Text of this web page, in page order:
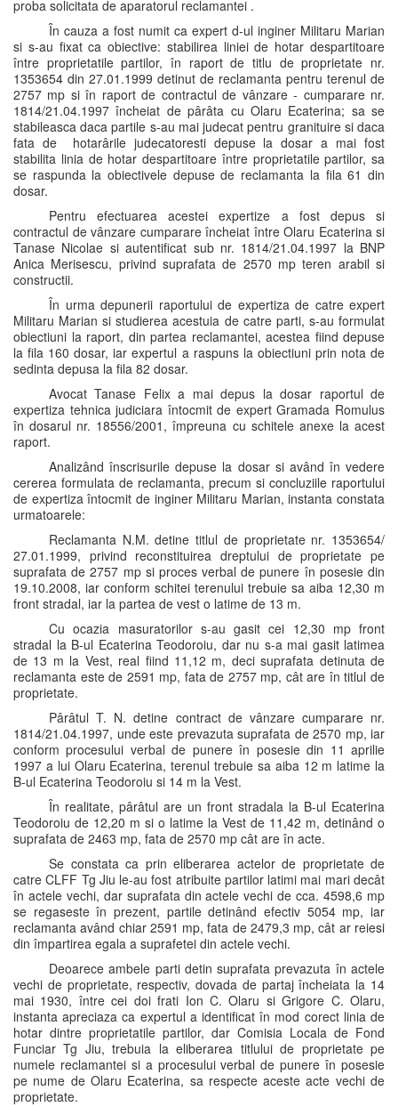
proba solicitata de aparatorul reclamantei .
În cauza a fost numit ca expert d-ul inginer Militaru Marian
si s-au fixat ca obiective: stabilirea liniei de hotar despartitoare
între proprietatile partilor, în raport de titlu de proprietate nr.
1353654 din 27.01.1999 detinut de reclamanta pentru terenul de
2757 mp si în raport de contractul de vânzare - cumparare nr.
1814/21.04.1997 încheiat de pârâta cu Olaru Ecaterina; sa se
stabileasca daca partile s-au mai judecat pentru granituire si daca
fata de hotarârile judecatoresti depuse la dosar a mai fost
stabilita linia de hotar despartitoare între proprietatile partilor, sa
se raspunda la obiectivele depuse de reclamanta la fila 61 din
dosar.
Pentru efectuarea acestei expertize a fost depus si
contractul de vânzare cumparare încheiat între Olaru Ecaterina si
Tanase Nicolae si autentificat sub nr. 1814/21.04.1997 la BNP
Anica Merisescu, privind suprafata de 2570 mp teren arabil si
constructii.
În urma depunerii raportului de expertiza de catre expert
Militaru Marian si studierea acestuia de catre parti, s-au formulat
obiectiuni la raport, din partea reclamantei, acestea fiind depuse
la fila 160 dosar, iar expertul a raspuns la obiectiuni prin nota de
sedinta depusa la fila 82 dosar.
Avocat Tanase Felix a mai depus la dosar raportul de
expertiza tehnica judiciara întocmit de expert Gramada Romulus
în dosarul nr. 18556/2001, împreuna cu schitele anexe la acest
raport.
Analizând înscrisurile depuse la dosar si având în vedere
cererea formulata de reclamanta, precum si concluziile raportului
de expertiza întocmit de inginer Militaru Marian, instanta constata
urmatoarele:
Reclamanta N.M. detine titlul de proprietate nr. 1353654/
27.01.1999, privind reconstituirea dreptului de proprietate pe
suprafata de 2757 mp si proces verbal de punere în posesie din
19.10.2008, iar conform schitei terenului trebuie sa aiba 12,30 m
front stradal, iar la partea de vest o latime de 13 m.
Cu ocazia masuratorilor s-au gasit cei 12,30 mp front
stradal la B-ul Ecaterina Teodoroiu, dar nu s-a mai gasit latimea
de 13 m la Vest, real fiind 11,12 m, deci suprafata detinuta de
reclamanta este de 2591 mp, fata de 2757 mp, cât are în titlul de
proprietate.
Pârâtul T. N. detine contract de vânzare cumparare nr.
1814/21.04.1997, unde este prevazuta suprafata de 2570 mp, iar
conform procesului verbal de punere în posesie din 11 aprilie
1997 a lui Olaru Ecaterina, terenul trebuie sa aiba 12 m latime la
B-ul Ecaterina Teodoroiu si 14 m la Vest.
În realitate, pârâtul are un front stradala la B-ul Ecaterina
Teodoroiu de 12,20 m si o latime la Vest de 11,42 m, detinând o
suprafata de 2463 mp, fata de 2570 mp cât are în acte.
Se constata ca prin eliberarea actelor de proprietate de
catre CLFF Tg Jiu le-au fost atribuite partilor latimi mai mari decât
în actele vechi, dar suprafata din actele vechi de cca. 4598,6 mp
se regaseste în prezent, partile detinând efectiv 5054 mp, iar
reclamanta având chiar 2591 mp, fata de 2479,3 mp, cât ar reiesi
din împartirea egala a suprafetei din actele vechi.
Deoarece ambele parti detin suprafata prevazuta în actele
vechi de proprietate, respectiv, dovada de partaj încheiata la 14
mai 1930, între cei doi frati Ion C. Olaru si Grigore C. Olaru,
instanta apreciaza ca expertul a identificat în mod corect linia de
hotar dintre proprietatile partilor, dar Comisia Locala de Fond
Funciar Tg Jiu, trebuia la eliberarea titlului de proprietate pe
numele reclamantei si a procesului verbal de punere în posesie
pe nume de Olaru Ecaterina, sa respecte aceste acte vechi de
proprietate.